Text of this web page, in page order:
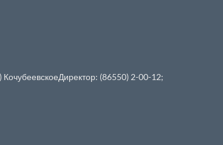
(86550) 2-00-12;